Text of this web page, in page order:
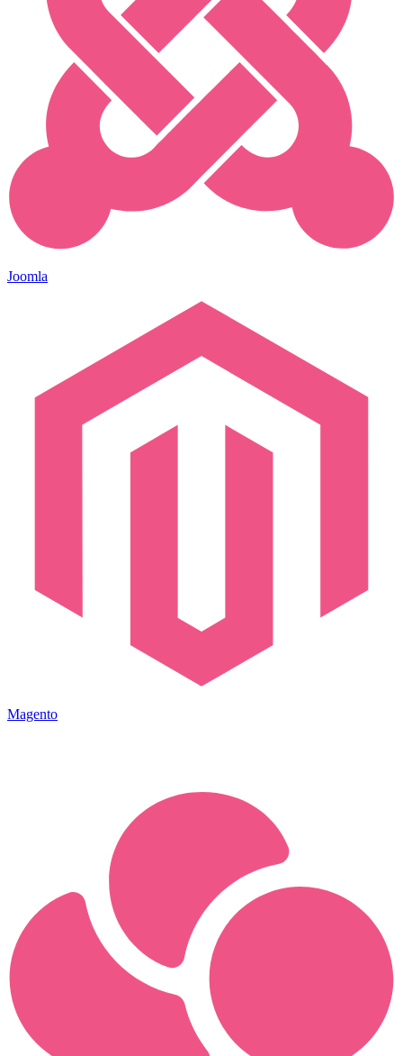
Joomla
Magento